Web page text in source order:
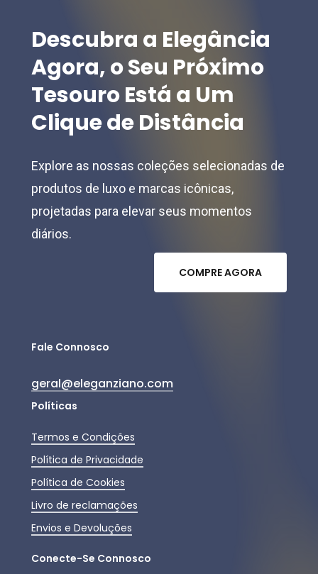
product
product
page
Descubra a Elegância
Agora,oSeu Próximo
TesouroEstá a Um
CliquedeDistância
Explore as nossas coleções selecionadas de
produtos de luxo e marcas icônicas,
projetadas para elevar seus momentos
diários.
COMPREAGORA
Fale Connosco
geral@eleganziano.com
Políticas
Termos e Condições
Política de Privacidade
Política de Cookies
Livro de reclamações
Envios e Devoluções
Conecte-Se Connosco